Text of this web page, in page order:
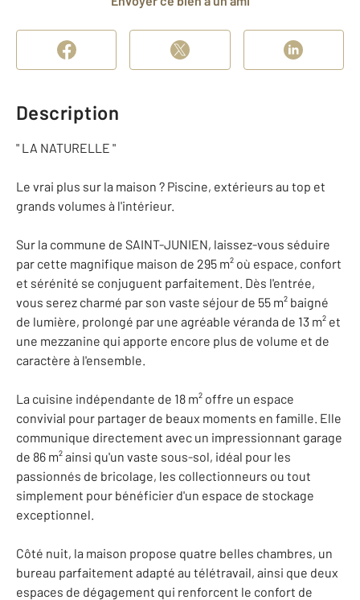
Description
" LA NATURELLE "
Le vrai plus sur la maison ? Piscine, extérieurs au top et
grands volumes à l'intérieur.
Sur la commune de SAINT-JUNIEN, laissez-vous séduire
par cette magnifique maison de 295 m² où espace, confort
et sérénité se conjuguent parfaitement. Dès l'entrée,
vous serez charmé par son vaste séjour de 55 m² baigné
de lumière, prolongé par une agréable véranda de 13 m² et
une mezzanine qui apporte encore plus de volume et de
caractère à l'ensemble.
La cuisine indépendante de 18 m² offre un espace
convivial pour partager de beaux moments en famille. Elle
communique directement avec un impressionnant garage
de 86 m² ainsi qu'un vaste sous-sol, idéal pour les
passionnés de bricolage, les collectionneurs ou tout
simplement pour bénéficier d'un espace de stockage
exceptionnel.
Côté nuit, la maison propose quatre belles chambres, un
bureau parfaitement adapté au télétravail, ainsi que deux
espaces de dégagement qui renforcent le confort de